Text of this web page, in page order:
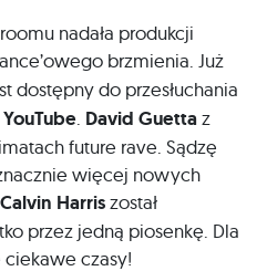
nadała produkcji
brzmienia. Już
dostępny do przesłuchania
YouTube David Guettaz
future rave. Sądzę
więcej nowych
Calvin Harriszostał
przez jedną piosenkę. Dla
ciekawe czasy!